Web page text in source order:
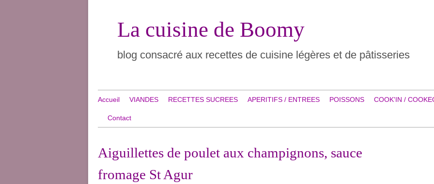
La cuisine de Boomy
blog consacré aux recettes de cuisine légères et de pâtisseries
Accueil VIANDES RECETTES SUCREES APERITIFS / ENTREES POISSONS COOK'IN /
Contact
Aiguillettes de poulet aux champignons, sauce
fromage St Agur